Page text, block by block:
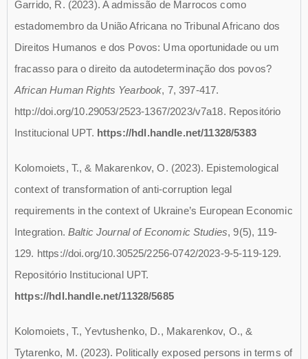
Garrido, R. (2023). A admissão de Marrocos como
estadomembro da União Africana no Tribunal Africano dos
Direitos Humanos e dos Povos: Uma oportunidade ou um
fracasso para o direito da autodeterminação dos povos?
African Human Rights Yearbook, 7, 397-417.
http://doi.org/10.29053/2523-1367/2023/v7a18. Repositório
Institucional UPT. https://hdl.handle.net/11328/5383
Kolomoiets, T., & Makarenkov, O. (2023). Epistemological
context of transformation of anti-corruption legal
requirements in the context of Ukraine’s European Economic
Integration. Baltic Journal of Economic Studies, 9(5), 119-
129. https://doi.org/10.30525/2256-0742/2023-9-5-119-129.
Repositório Institucional UPT.
https://hdl.handle.net/11328/5685
Kolomoiets, T., Yevtushenko, D., Makarenkov, O., &
Tytarenko, M. (2023). Politically exposed persons in terms of